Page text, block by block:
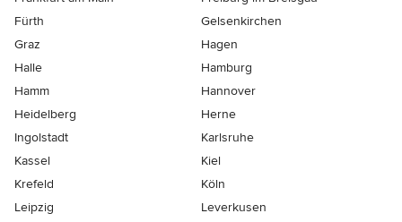
Fürth
Gelsenkirchen
Graz
Hagen
Halle
Hamburg
Hamm
Hannover
Heidelberg
Herne
Ingolstadt
Karlsruhe
Kassel
Kiel
Krefeld
Köln
Leipzig
Leverkusen